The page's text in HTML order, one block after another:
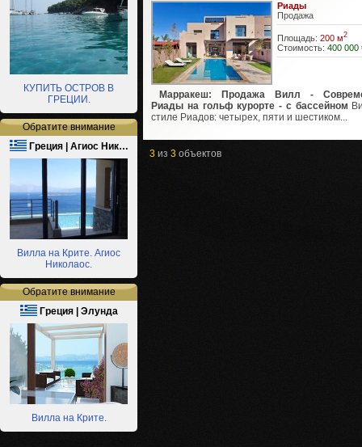
КУПИТЬ ОСТРОВ В
ГРЕЦИИ.
Обратите внимание
Греция | Агиос Ник…
Вилла на Крите. Агиос
Николаос.
Обратите внимание
Греция | Элунда
Вилла на Крите.
Риады
Продажа
Площадь: 200 м2
Стоимость: 400 000
Марракеш: Продажа Вилл -
Риады на гольф курорте - с бассейном
стиле Риадов: четырех, пяти и шестиком...
3 из 3 объектов